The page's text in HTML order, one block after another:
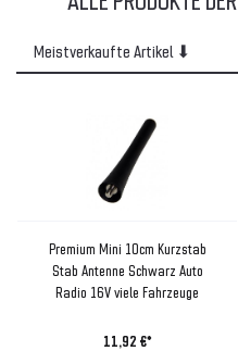
Premium Mini 10cm Kurzstab
Stab Antenne Schwarz Auto
Radio 16V viele Fahrzeuge
11,92 €*